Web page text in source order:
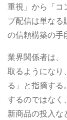
重視」から「コ
ブ配信は単なる
の信頼構築の手
業界関係者は、
取るようになり
る」と指摘す
するのではなく
新商品の投入な